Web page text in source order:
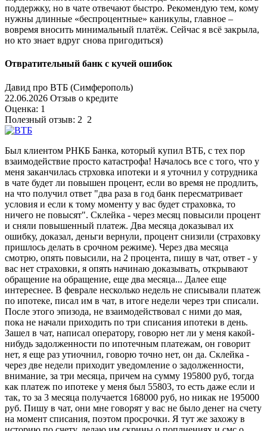
поддержку, но в чате отвечают быстро. Рекомендую тем, кому
нужны длинные «беспроцентные» каникулы, главное –
вовремя вносить минимальный платёж. Сейчас я всё закрыла,
но кто знает вдруг снова пригодиться)
Отвратительный банк с кучей ошибок
Давид про ВТБ (Симферополь)
22.06.2026 Отзыв о кредите
Оценка: 1
Полезный отзыв: 2 2
Был клиентом РНКБ Банка, который купил ВТБ, с тех пор
взаимодействие просто катастрофа! Началось все с того, что у
меня заканчилась стрховка ипотеки и я уточнил у сотрудника
в чате будет ли повышен процент, если во время не продлить,
на что получил ответ "два раза в год банк пересматривает
условия и если к тому моменту у вас будет страховка, то
ничего не повысят". Склейка - через месяц повысили процент
и сняли повышенный платеж. Два месяца доказывал их
ошибку, доказал, деньги вернули, процент снизили (страховку
пришлось делать в срочном режиме). Через два месяца
смотрю, опять повысили, на 2 процента, пишу в чат, ответ - у
вас нет страховки, я опять начинаю доказывать, открывают
обращение на обращение, еще два месяца... Далее еще
интереснее. В феврале несколько недель не списывали платеж
по ипотеке, писал им в чат, в итоге недели через три списали.
После этого эпизода, не взаимодействовал с ними до мая,
пока не начали приходить по три списания ипотеки в день.
Зашел в чат, написал оператору, говорю нет ли у меня какой-
нибудь задолженности по ипотечным платежам, он говорит
нет, я еще раз утиочнил, говорю точно нет, он да. Склейка -
через две недели приходит уведомление о задолженности,
внимание, за три месяца, причем на сумму 195800 руб, тогда
как платеж по ипотеке у меня был 55803, то есть даже если и
так, то за 3 месяца получается 168000 руб, но никак не 195000
руб. Пишу в чат, они мне говорят у вас не было денег на счету
на момент списания, поэтом просрочки. Я тут же захожу в